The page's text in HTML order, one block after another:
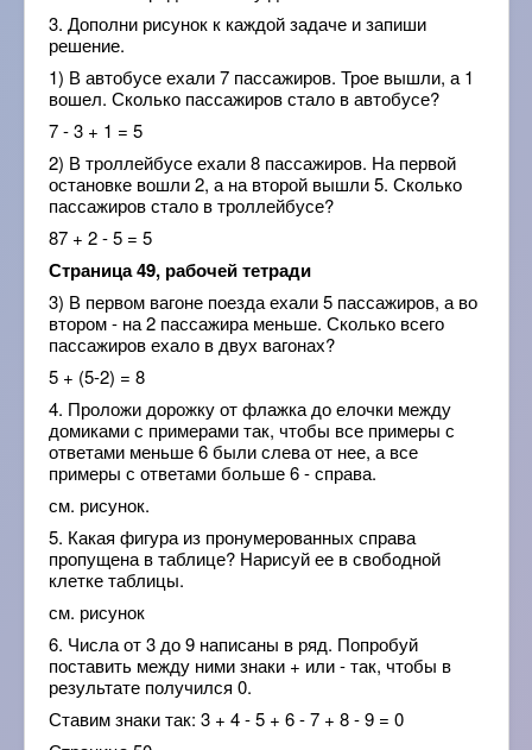
3. Дополни рисунок к каждой задаче и запиши
решение.
1) В автобусе ехали 7 пассажиров. Трое вышли, а 1
вошел. Сколько пассажиров стало в автобусе?
7 - 3 + 1 = 5
2) В троллейбусе ехали 8 пассажиров. На первой
остановке вошли 2, а на второй вышли 5. Сколько
пассажиров стало в троллейбусе?
87 + 2 - 5 = 5
Страница 49, рабочей тетради
3) В первом вагоне поезда ехали 5 пассажиров, а во
втором - на 2 пассажира меньше. Сколько всего
пассажиров ехало в двух вагонах?
5 + (5-2) = 8
4. Проложи дорожку от флажка до елочки между
домиками с примерами так, чтобы все примеры с
ответами меньше 6 были слева от нее, а все
примеры с ответами больше 6 - справа.
см. рисунок.
5. Какая фигура из пронумерованных справа
пропущена в таблице? Нарисуй ее в свободной
клетке таблицы.
см. рисунок
6. Числа от 3 до 9 написаны в ряд. Попробуй
поставить между ними знаки + или - так, чтобы в
результате получился 0.
Ставим знаки так: 3 + 4 - 5 + 6 - 7 + 8 - 9 = 0